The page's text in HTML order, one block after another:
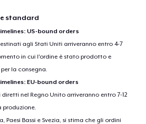
standard
US-bound orders
agli Stati Uniti arriveranno entro 4-7
in cui l'ordine è stato prodotto e
la consegna.
EU-bound orders
nel Regno Unito arriveranno entro 7-12
produzione.
Paesi Bassi e Svezia, si stima che gli ordini